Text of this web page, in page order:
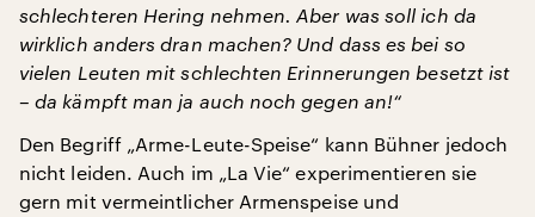
schlechteren Hering nehmen. Aber was soll ich da
wirklich anders dran machen? Und dass es bei so
vielen Leuten mit schlechten Erinnerungen besetzt ist
– da kämpft man ja auch noch gegen an!“
Den Begriff „Arme-Leute-Speise“ kann Bühner jedoch
nicht leiden. Auch im „La Vie“ experimentieren sie
gern mit vermeintlicher Armenspeise und